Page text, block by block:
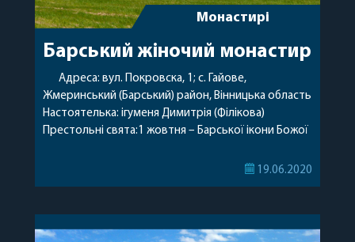
Монастирі
Барський жіночий монастир
Адреса: вул. Покровска, 1; с. Гайове,
Жмеринський (Барський) район, Вінницька область
Настоятелька: ігуменя Димитрія (Філікова)
Престольні свята:1 жовтня – Барської ікони Божої
38 08 Картка для пожертв і замовлення записок
ПриватБанк: 4149 6090 1579 4763 (Філікова Галина
19.06.2020